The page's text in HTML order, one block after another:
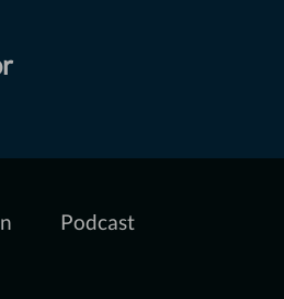
Podcast